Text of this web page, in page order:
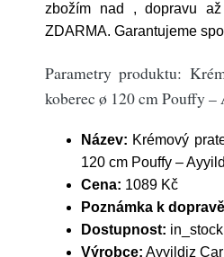
zbožím nad , dopravu
ZDARMA. Garantujeme
Parametry produktu:
koberec ø 120 cm Pouffy
Název: Krémový
120 cm Pouffy –
Cena: 1089 Kč
Poznámka k
Dostupnost: in_stock
Výrobce: Ayyildiz